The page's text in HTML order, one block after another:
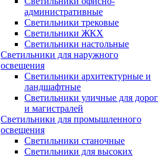
административные
Светильники трековые
Светильники ЖКХ
Светильники настольные
Светильники для наружного
освещения
Светильники архитектурные и
ландшафтные
Светильники уличные для дорог
и магистралей
Светильники для промышленного
освещения
Светильники станочные
Светильники для высоких